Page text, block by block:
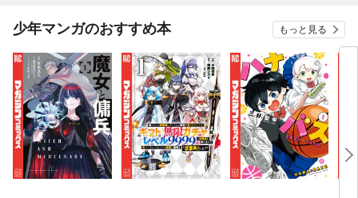
少年マンガのおすすめ本 もっと見る